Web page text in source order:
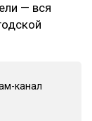
— вся
канал